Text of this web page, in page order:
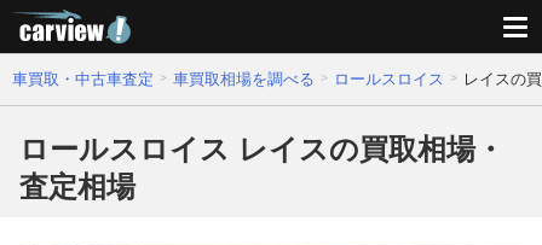
車買取・中古車査定 車買取相場を調べる ロールスロイス レイスの
ロールスロイス レイスの買取相場・
査定相場